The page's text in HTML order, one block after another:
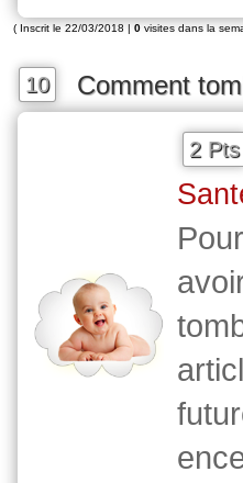
( Inscrit le 22/03/2018 | 0 visites dans la
10 Comment
2 Pts